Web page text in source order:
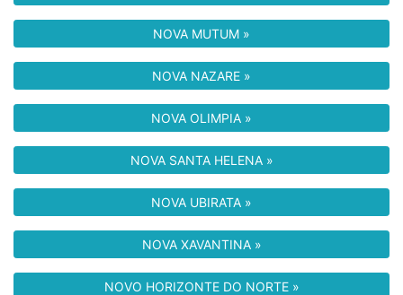
NOVA MUTUM »
NOVA NAZARE »
NOVA OLIMPIA »
NOVA SANTA HELENA »
NOVA UBIRATA »
NOVA XAVANTINA »
NOVO HORIZONTE DO NORTE »